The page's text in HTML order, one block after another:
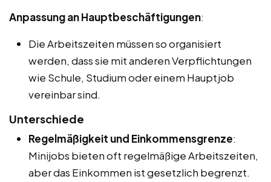
Anpassung an Hauptbeschäftigungen:
Die Arbeitszeiten müssen so organisiert
werden, dass sie mit anderen Verpflichtungen
wie Schule, Studium oder einem Hauptjob
vereinbar sind.
Unterschiede
Regelmäßigkeit und Einkommensgrenze:
Minijobs bieten oft regelmäßige Arbeitszeiten,
aber das Einkommen ist gesetzlich begrenzt.